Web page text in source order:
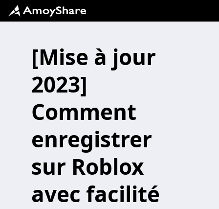
[Mise à jour
2023]
Comment
enregistrer
sur Roblox
avec facilité